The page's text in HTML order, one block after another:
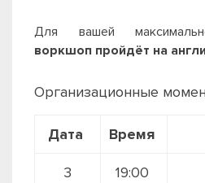
Для вашей
воркшоп пройдёт на
Организационные
Дата Время
3
19:00